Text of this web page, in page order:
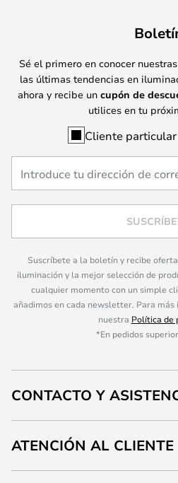
Sé el primero en conocer
las últimas tendencias en
ahora y recibe un cupón de
utilices en tu
Cliente particular
Suscríbete a la boletín y recibe
iluminación y la mejor selección de
cualquier momento con un simple
añadimos en cada newsletter. Para
nuestra Política de
*En pedidos
CONTACTO Y
ATENCIÓN AL CLIENTE